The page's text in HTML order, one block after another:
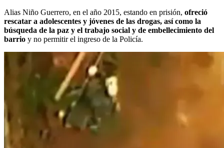
Alias Niño Guerrero, en el año 2015, estando en prisión, ofreció
rescatar a adolescentes y jóvenes de las drogas, así como la
búsqueda de la paz y el trabajo social y de embellecimiento del
barrio y no permitir el ingreso de la Policía.